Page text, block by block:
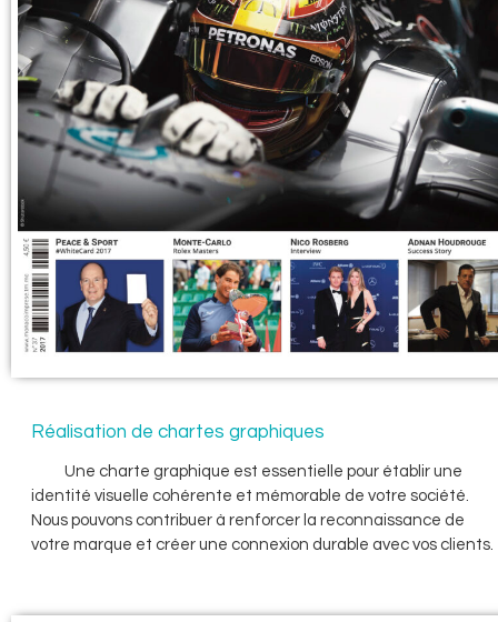
Réalisation de chartes graphiques
Une charte graphique est essentielle pour établir une
identité visuelle cohérente et mémorable de votre société.
Nous pouvons contribuer à renforcer la reconnaissance de
votre marque et créer une connexion durable avec vos clients.